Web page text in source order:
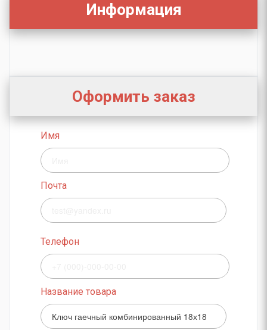
Информация
Оформить заказ
Имя
Почта
Телефон
Название товара